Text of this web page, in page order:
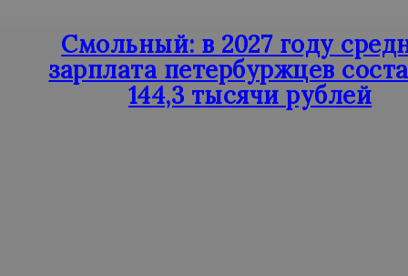
Смольный: в 2027 году
зарплата петербуржцев
144,3 тысячи рублей